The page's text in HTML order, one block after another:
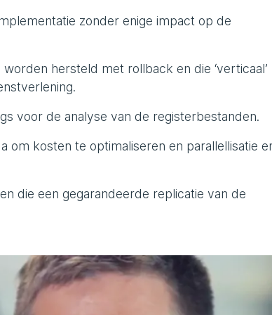
zonder enige impact op de
hersteld met rollback en die ‘verticaal’
voor de analyse van de registerbestanden.
om kosten te optimaliseren en parallellisatie
die een gegarandeerde replicatie van de